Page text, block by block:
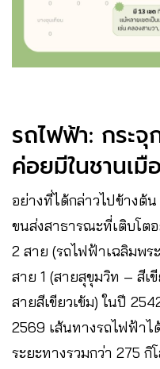
รถไฟฟ้า: กระ
ค่อยมีในชานเมื
อย่างที่ได้กล่าวไปข้างต้
ขนส่งสาธารณะที่เติบโตอ
2 สาย (รถไฟฟ้าเฉลิมพร
สาย 1 (สายสุขุมวิท – สีเ
สายสีเขียวเข้ม) ในปี
2569 เส้นทางรถไฟฟ้า
ระยะทางรวมกว่า 275